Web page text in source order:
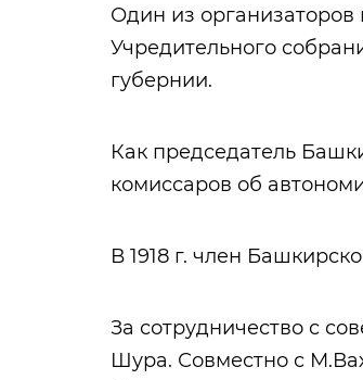
Один из организаторов
Учредительного
губернии.
Как председатель
комиссаров об
В 1918 г. член
За сотрудничество с
Шура. Совместно с